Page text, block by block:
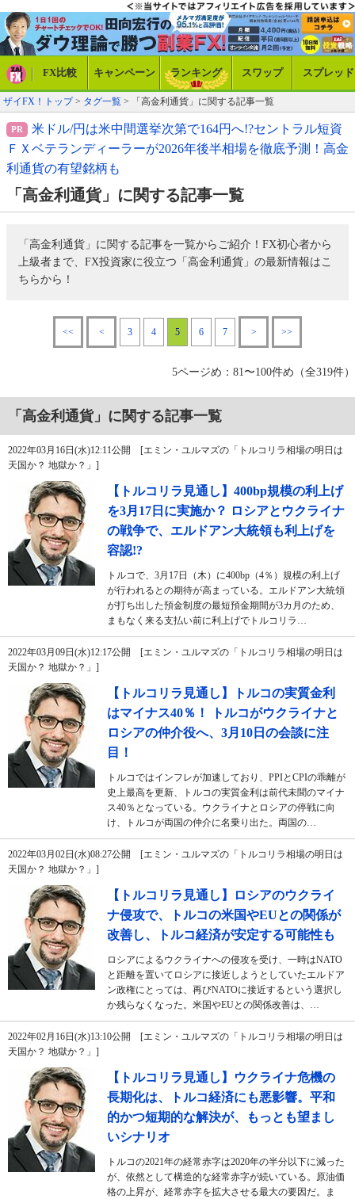
FX比較 キャンペーン ランキング スワップ スプレッド
ザイFX！トップ> タグ一覧 > 「高金利通貨」に関する記事一覧
米ドル/円は米中間選挙次第で164円へ!?セントラル短資
ＦＸベテランディーラーが2026年後半相場を徹底予測！高金
利通貨の有望銘柄も
「高金利通貨」に関する記事一覧
「高金利通貨」に関する記事を一覧からご紹介！FX初心者から
上級者まで、FX投資家に役立つ「高金利通貨」の最新情報はこ
ちらから！
<< < 3 4 5 6 7 > >>
5ページめ：81〜100件め（全319件）
「高金利通貨」に関する記事一覧
2022年03月16日(水)12:11公開 [エミン・ユルマズの「トルコリラ相場の明日は
天国か？ 地獄か？」]
【トルコリラ見通し】400bp規模の利上げ
を3月17日に実施か？ ロシアとウクライナ
の戦争で、エルドアン大統領も利上げを
容認!?
トルコで、3月17日（木）に400bp（4％）規模の利上げ
が行われるとの期待が高まっている。エルドアン大統領
が打ち出した預金制度の最短預金期間が3カ月のため、
まもなく来る支払い前に利上げでトルコリラ…
2022年03月09日(水)12:17公開 [エミン・ユルマズの「トルコリラ相場の明日は
天国か？ 地獄か？」]
【トルコリラ見通し】トルコの実質金利
はマイナス40％！ トルコがウクライナと
ロシアの仲介役へ、3月10日の会談に注
目！
トルコではインフレが加速しており、PPIとCPIの乖離が
史上最高を更新、トルコの実質金利は前代未聞のマイナ
ス40％となっている。ウクライナとロシアの停戦に向
け、トルコが両国の仲介に名乗り出た。両国の…
2022年03月02日(水)08:27公開 [エミン・ユルマズの「トルコリラ相場の明日は
天国か？ 地獄か？」]
【トルコリラ見通し】ロシアのウクライ
ナ侵攻で、トルコの米国やEUとの関係が
改善し、トルコ経済が安定する可能性も
ロシアによるウクライナへの侵攻を受け、一時はNATO
と距離を置いてロシアに接近しようとしていたエルドア
ン政権にとっては、再びNATOに接近するという選択し
か残らなくなった。米国やEUとの関係改善は、…
2022年02月16日(水)13:10公開 [エミン・ユルマズの「トルコリラ相場の明日は
天国か？ 地獄か？」]
【トルコリラ見通し】ウクライナ危機の
長期化は、トルコ経済にも悪影響。平和
的かつ短期的な解決が、もっとも望まし
いシナリオ
トルコの2021年の経常赤字は2020年の半分以下に減った
が、依然として構造的な経常赤字が続いている。原油価
格の上昇が、経常赤字を拡大させる最大の要因だ。ま